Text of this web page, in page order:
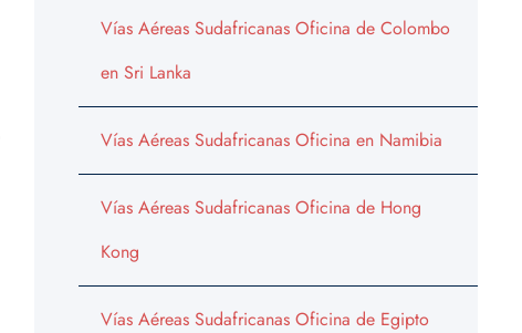
Vías Aéreas Sudafricanas Oficina de Colombo
en Sri Lanka
Vías Aéreas Sudafricanas Oficina en Namibia
Vías Aéreas Sudafricanas Oficina de Hong
Kong
Vías Aéreas Sudafricanas Oficina de Egipto